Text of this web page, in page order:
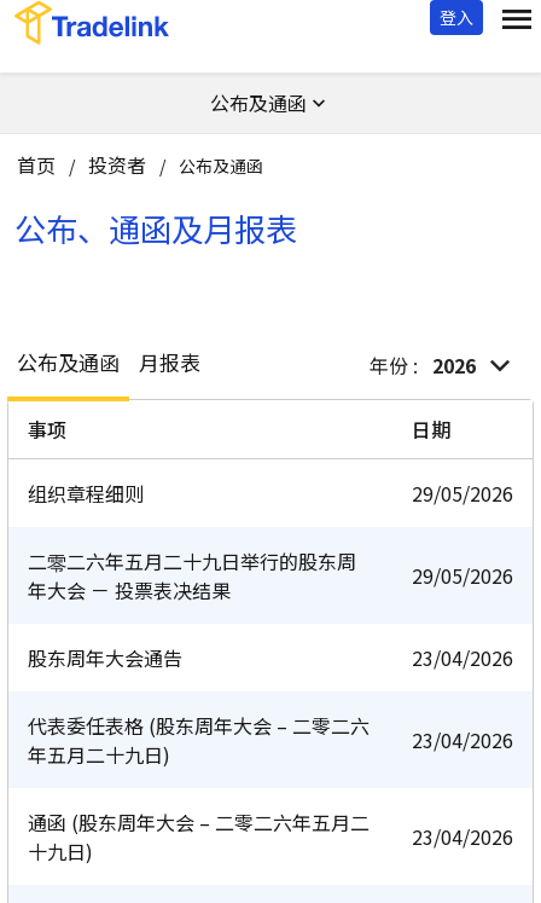
登入
公布及通函
首页 / 投资者 / 公布及通函
公布、通函及月报表
公布及通函 月报表 年份 : 2026
事项 日期
组织章程细则 29/05/2026
二零二六年五月二十九日举行的股东周
年大会 － 投票表决结果
29/05/2026
股东周年大会通告 23/04/2026
代表委任表格 (股东周年大会 – 二零二六
年五月二十九日)
23/04/2026
通函 (股东周年大会 – 二零二六年五月二
十九日)
23/04/2026